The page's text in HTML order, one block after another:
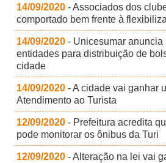
14/09/2020 - Associados dos
comportado bem frente à
14/09/2020 - Unicesumar
entidades para distribuição de
cidade
14/09/2020 - A cidade vai ganhar
Atendimento ao Turista
12/09/2020 - Prefeitura acredita
pode monitorar os ônibus da Turi
12/09/2020 - Alteração na lei vai